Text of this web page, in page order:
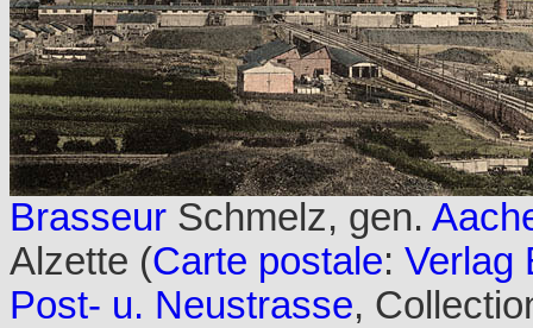
Brasseur Schmelz, gen.
Alzette (Carte postale: Verlag
Post- u. Neustrasse,